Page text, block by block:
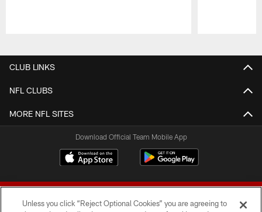
CLUB LINKS
NFL CLUBS
MORE NFL SITES
Download Official Team Mobile App
Unless you click “Reject Optional Cookies” you are agreeing to